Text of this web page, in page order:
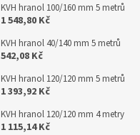
KVH hranol 100/160 mm 5 metrů
1 548,80 Kč
KVH hranol 40/140 mm 5 metrů
542,08 Kč
KVH hranol 120/120 mm 5 metrů
1 393,92 Kč
KVH hranol 120/120 mm 4 metry
1 115,14 Kč